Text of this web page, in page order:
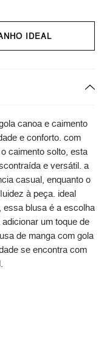
IDEAL
canoa e caimento
e conforto. com
caimento solto, esta
e versátil. a
casual, enquanto o
à peça. ideal
blusa é a escolha
um toque de
de manga com gola
se encontra com